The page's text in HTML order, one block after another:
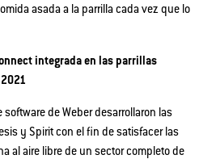
asada a la parrilla cada vez que lo
integrada en las parrillas
de Weber desarrollaron las
y Spirit con el fin de satisfacer las
al aire libre de un sector completo de